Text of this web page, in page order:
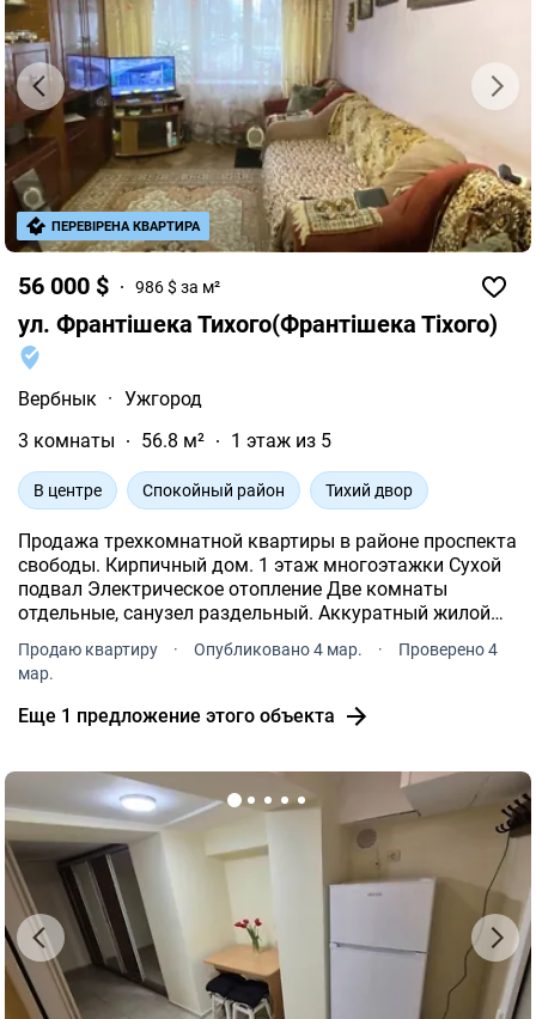
56 000 $ 986 $ за м²
ул. Франтішека Тихого(Франтішека Тіхого)
Вербнык · Ужгород
3 комнаты
56.8 м² 1 этаж из 5
В центре Спокойный район Тихий двор
Продажа трехкомнатной квартиры в районе проспекта
свободы. Кирпичный дом. 1 этаж многоэтажки Сухой
подвал Электрическое отопление Две комнаты
отдельные, санузел раздельный. Аккуратный жилой
стан. Рядом школа, детсад, супермаркет. Удобная
транспортная развязка Цена 51 тыс, хороший торг.
Продаю квартиру · Опубликовано 4 мар. ·
Проверено 4
мар.
Еще 1 предложение этого объекта
ПЕРЕВІРЕНА КВАРТИРА